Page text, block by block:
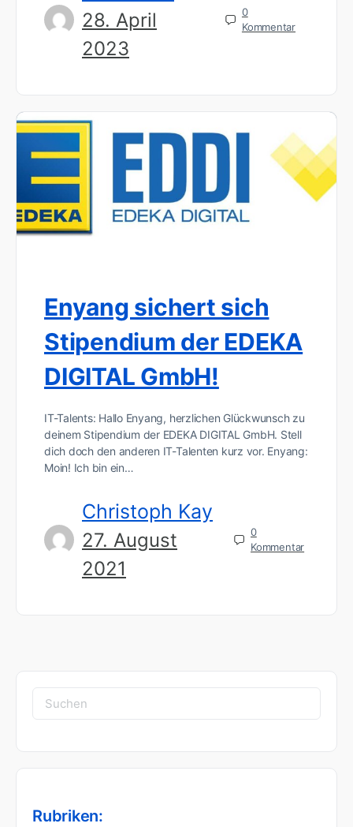
28. April
2023
0
Kommentar
Enyang sichert sich
Stipendium der EDEKA
DIGITAL GmbH!
IT-Talents: Hallo Enyang, herzlichen Glückwunsch zu
deinem Stipendium der EDEKA DIGITAL GmbH. Stell
dich doch den anderen IT-Talenten kurz vor. Enyang:
Moin! Ich bin ein…
Christoph Kay
27. August
2021
0
Kommentar
Suchen
nach:
Rubriken: